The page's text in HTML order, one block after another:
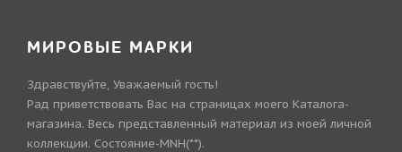
МИРОВЫЕ МАРКИ
Здравствуйте, Уважаемый гость!
Рад приветствовать Вас на страницах моего Каталога-
магазина. Весь представленный материал из моей личной
коллекции. Состояние-MNH(**).